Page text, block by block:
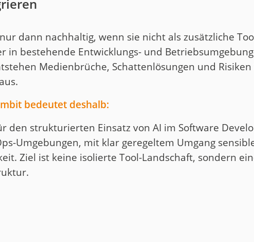
dann nachhaltig, wenn sie nicht als zusätzliche
in bestehende Entwicklungs- und
Medienbrüche, Schattenlösungen und
bedeutet deshalb:
den strukturierten Einsatz von AI im Software
Umgebungen, mit klar geregeltem Umgang
Ziel ist keine isolierte Tool-Landschaft, sondern